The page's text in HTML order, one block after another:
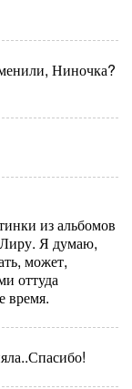
Ниночка?
из альбомов
Лиру. Я думаю,
может,
оттуда
время.